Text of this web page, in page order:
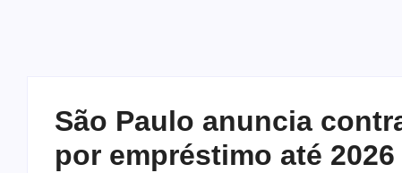
São Paulo anuncia
por empréstimo até 2026